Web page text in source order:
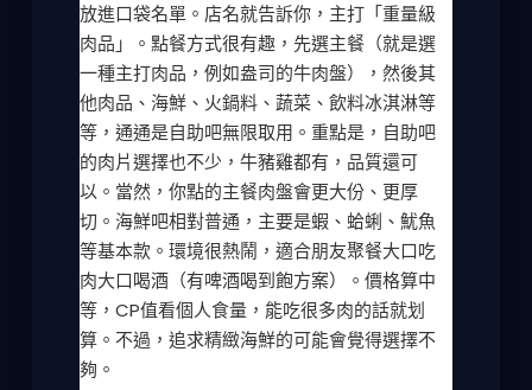
放進口袋名單。店名就告訴你，主打「重量級
肉品」。點餐方式很有趣，先選主餐（就是選
一種主打肉品，例如盎司的牛肉盤），然後其
他肉品、海鮮、火鍋料、蔬菜、飲料冰淇淋等
等，通通是自助吧無限取用。重點是，自助吧
的肉片選擇也不少，牛豬雞都有，品質還可
以。當然，你點的主餐肉盤會更大份、更厚
切。海鮮吧相對普通，主要是蝦、蛤蜊、魷魚
等基本款。環境很熱鬧，適合朋友聚餐大口吃
肉大口喝酒（有啤酒喝到飽方案）。價格算中
等，CP值看個人食量，能吃很多肉的話就划
算。不過，追求精緻海鮮的可能會覺得選擇不
夠。